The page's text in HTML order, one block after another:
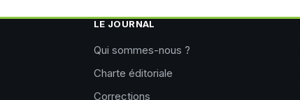
LE JOURNAL
Qui sommes-nous ?
Charte éditoriale
Corrections